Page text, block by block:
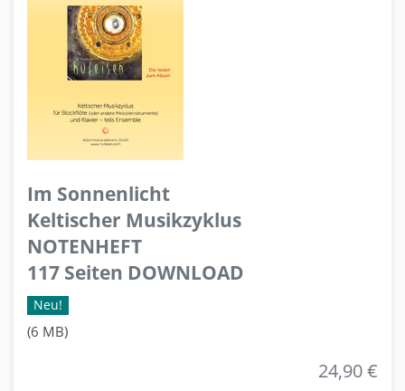
Im Sonnenlicht
Keltischer Musikzyklus
NOTENHEFT
117 Seiten DOWNLOAD
Neu!
(6 MB)
24,90 €